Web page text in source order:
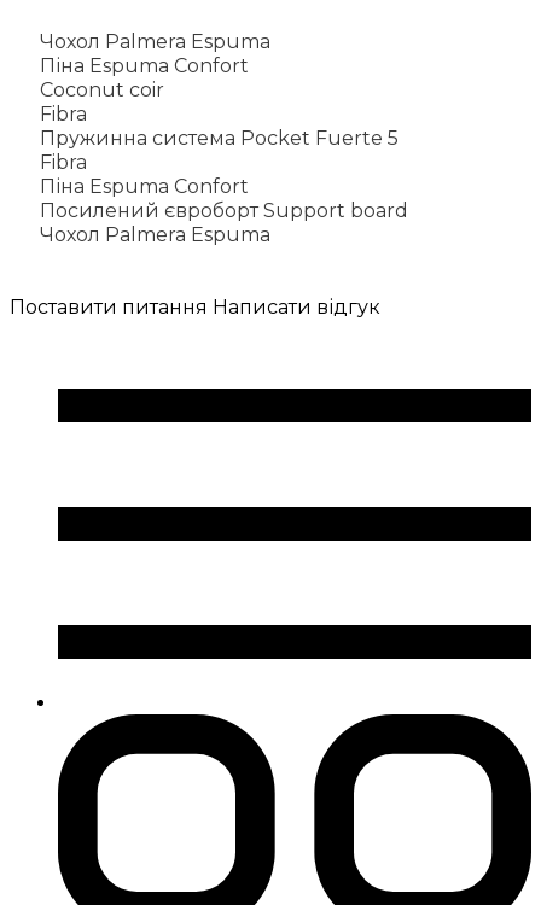
Чохол Palmera Espuma
Піна Espuma Confort
Coconut coir
Fibra
Пружинна система Pocket Fuerte 5
Fibra
Піна Espuma Confort
Посилений євроборт Support board
Чохол Palmera Espuma
Поставити питання Написати відгук